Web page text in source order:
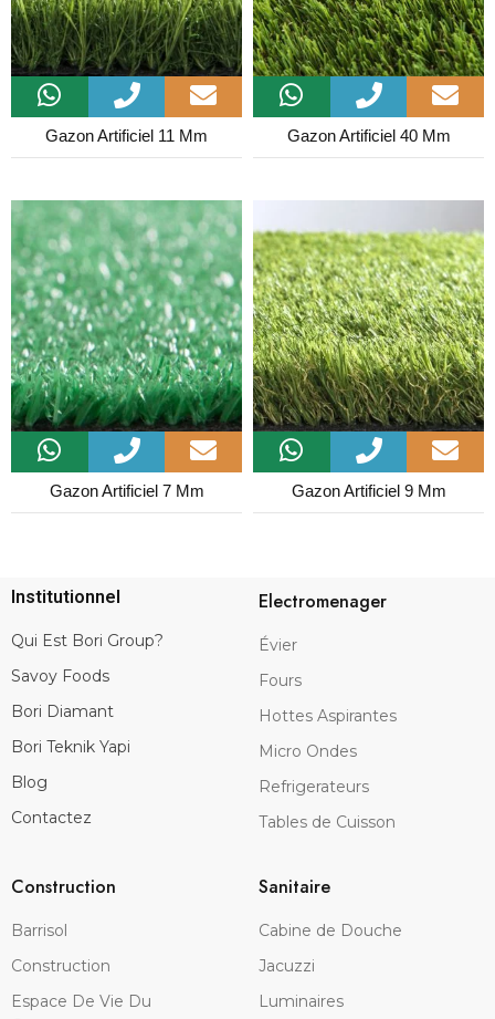
Gazon Artificiel 11 Mm Gazon Artificiel 40 Mm
Gazon Artificiel 7 Mm Gazon Artificiel 9 Mm
Institutionnel
Qui Est Bori Group?
Savoy Foods
Bori Diamant
Bori Teknik Yapi
Blog
Contactez
Electromenager
Évier
Fours
Hottes Aspirantes
Micro Ondes
Refrigerateurs
Tables de Cuisson
Construction
Barrisol
Construction
Espace De Vie Du
Sanitaire
Cabine de Douche
Jacuzzi
Luminaires